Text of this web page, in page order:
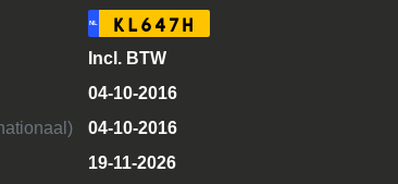
NL KL647H
Incl. BTW
04-10-2016
04-10-2016
19-11-2026